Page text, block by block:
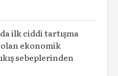
ilk ciddi tartışma
olan ekonomik
sebeplerinden